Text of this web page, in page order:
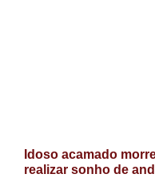
Idoso acamado
realizar sonho de